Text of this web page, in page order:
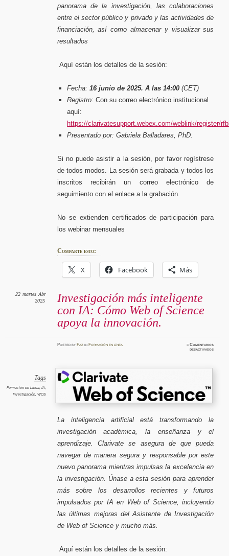
panorama de la investigación, las colaboraciones
entre el sector público y privado y las actividades de
financiación, así como almacenar y visualizar sus
resultados
Aquí están los detalles de la sesión:
Fecha: 16 junio de 2025. A las 14:00 (CET)
Registro: Con su correo electrónico institucional
aquí:
https://clarivatesupport.webex.com/weblink/register/
Presentado por: Gabriela Balladares, PhD.
Si no puede asistir a la sesión, por favor regístrese
de todos modos. La sesión será grabada y todos los
inscritos recibirán un correo electrónico de
seguimiento con el enlace a la grabación.
No se extienden certificados de participación para
los webinar mensuales
Comparte esto:
X Facebook Más
Investigación más inteligente
con IA: Cómo Web of Science
apoya la innovación.
22 martes Abr
2025
Postedby Paz in Formación en línea ≈Comentarios
desactivadosen
Tags
Formación en Línea, IA,
Investigación, WOS
La inteligencia artificial está transformando la
investigación académica, la enseñanza y el
aprendizaje. Clarivate se asegura de que pueda
navegar de manera segura y responsable por este
nuevo panorama mientras impulsas la excelencia en
la investigación. Únase a esta sesión para aprender
más sobre los desarrollos recientes y futuros
impulsados por IA en Web of Science, incluyendo
las últimas mejoras del Asistente de Investigación
de Web of Science y mucho más.
Aquí están los detalles de la sesión: